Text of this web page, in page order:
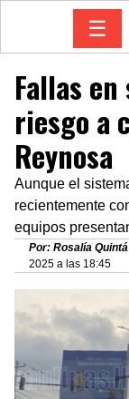
☰
Fallas
riesgo a
Reynosa
Aunque el
recientemente
equipos
Por: Rosalía
2025 a las 18:45